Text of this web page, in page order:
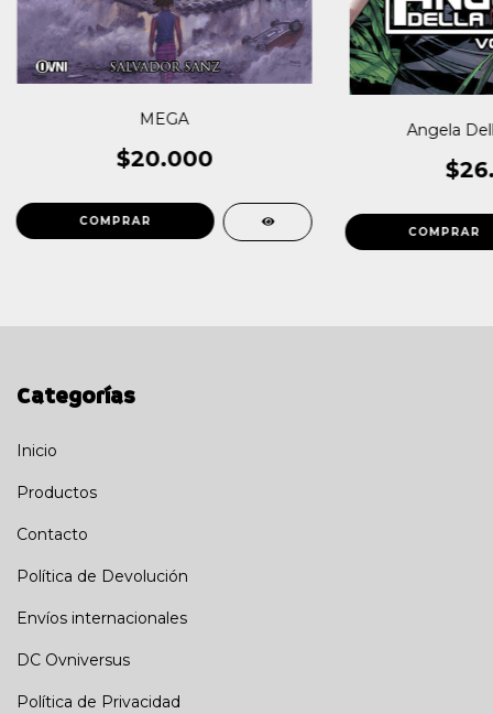
MEGA
$20.000
Angela
Categorías
Inicio
Productos
Contacto
Política de Devolución
Envíos internacionales
DC Ovniversus
Política de Privacidad